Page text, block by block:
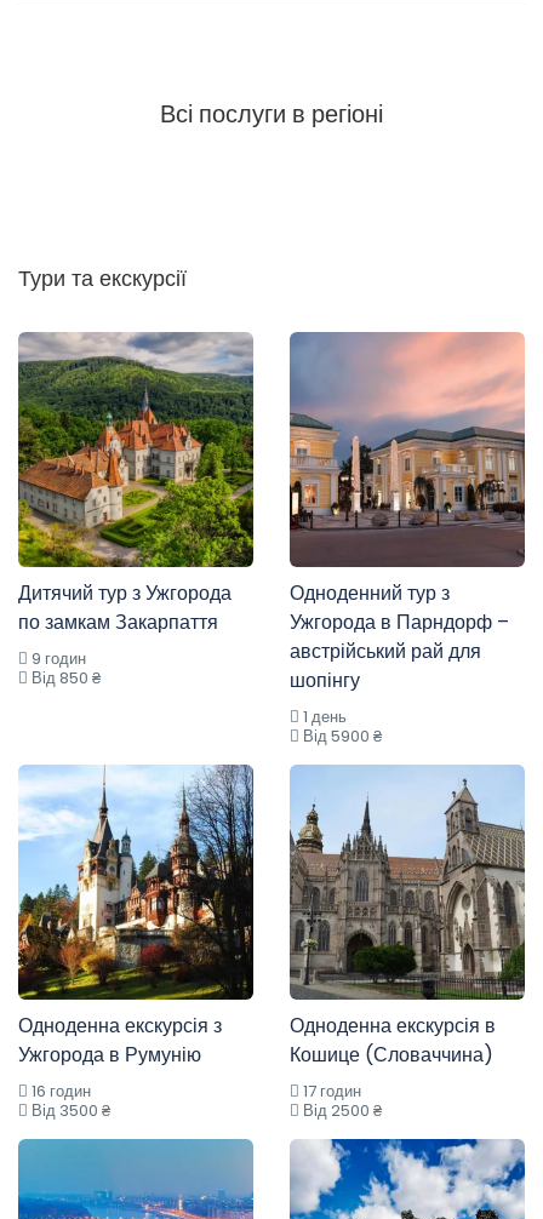
Всі послуги в регіоні
Тури та екскурсії
Дитячий тур з Ужгорода
по замкам Закарпаття
9 годин
Від 850 ₴
Одноденний тур з
Ужгорода в Парндорф –
австрійський рай для
шопінгу
1 день
Від 5900 ₴
Одноденна екскурсія з
Ужгорода в Румунію
16 годин
Від 3500 ₴
Одноденна екскурсія в
Кошице (Словаччина)
17 годин
Від 2500 ₴